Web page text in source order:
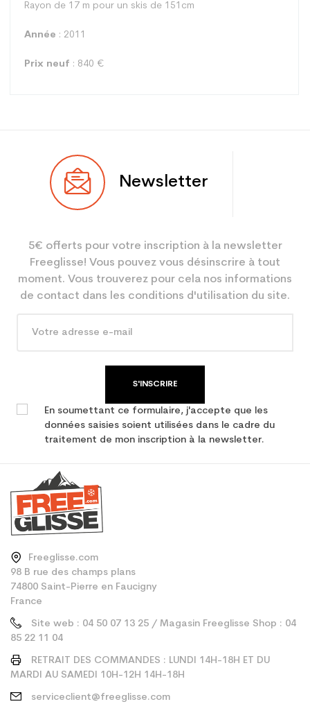
Rayon de 17 m pour un skis de 151cm
Année : 2011
Prix neuf : 840 €
Utilisateur Mixte
Coloris Noir
En achetant d'occasion :
Economie CO² (en kg)
3.9
Newsletter
5€ offerts pour votre inscription à la newsletter
Freeglisse! Vous pouvez vous désinscrire à tout
moment. Vous trouverez pour cela nos informations
de contact dans les conditions d'utilisation du site.
S'INSCRIRE
En soumettant ce formulaire, j'accepte que les
données saisies soient utilisées dans le cadre du
traitement de mon inscription à la newsletter.
Freeglisse.com
98 B rue des champs plans
74800 Saint-Pierre en Faucigny
France
Site web : 04 50 07 13 25 / Magasin Freeglisse Shop : 04
85 22 11 04
RETRAIT DES COMMANDES : LUNDI 14H-18H ET DU
MARDI AU SAMEDI 10H-12H 14H-18H
serviceclient@freeglisse.com